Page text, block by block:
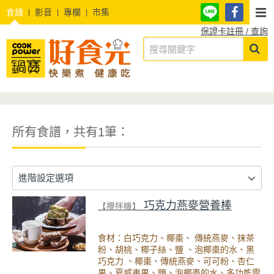
食譜 影音 專欄
市集
保證卡註冊 / 查詢
所有食譜，共有1筆：
進階設定選項
【攪拌機】 巧克力燕麥營養棒
食材：白巧克力、椰棗、 傳統燕麥、抹茶
粉、胡桃、椰子絲、鹽 、泡椰棗的水、黑
巧克力 、椰棗、傳統燕麥、可可粉、杏仁